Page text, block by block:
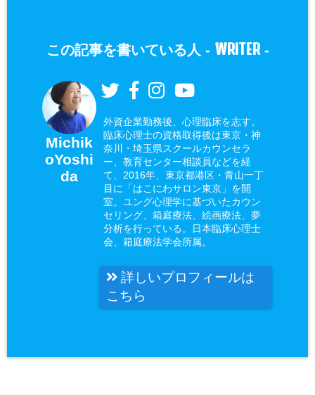
この記事を書いている人 - WRITER-
Michik
oYoshi
da
外資企業勤務後、心理臨床を志す。
臨床心理士の資格取得後は東京・神
奈川・埼玉県スクールカウンセラ
ー、教育センター相談員などを経
て、2016年、東京都港区・青山一丁
目に「はこにわサロン東京」を開
室。ユング心理学に基づいたカウン
セリング、箱庭療法、絵画療法、夢
分析を行っている。日本臨床心理士
会、箱庭療法学会所属。
詳しいプロフィールは
こちら